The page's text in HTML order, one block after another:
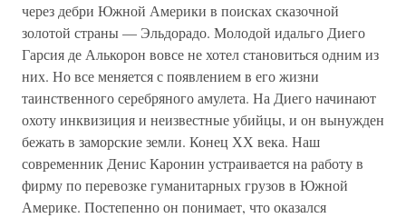
через дебри Южной Америки в поисках сказочной
золотой страны — Эльдорадо. Молодой идальго Диего
Гарсия де Алькорон вовсе не хотел становиться одним из
них. Но все меняется с появлением в его жизни
таинственного серебряного амулета. На Диего начинают
охоту инквизиция и неизвестные убийцы, и он вынужден
бежать в заморские земли. Конец ХХ века. Наш
современник Денис Каронин устраивается на работу в
фирму по перевозке гуманитарных грузов в Южной
Америке. Постепенно он понимает, что оказался